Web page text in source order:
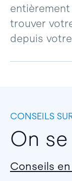
trouver
depuis votre
CONSEILS
On
Conseils